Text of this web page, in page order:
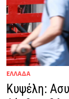
ΕΛΛΑΔΑ
Κυψέλη: